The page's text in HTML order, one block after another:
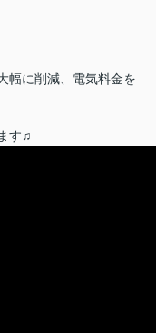
幅に削減、電気料金を
す♫